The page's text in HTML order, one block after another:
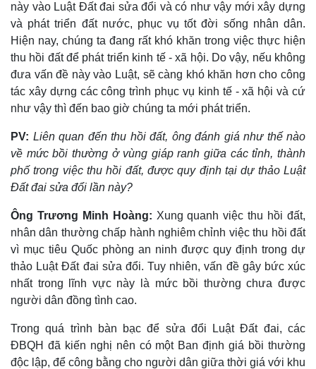
Thế giới
Quan sát
Cuộc sống đó đây
Multimedia
Video
Ảnh
Infographic
này vào Luật Đất đai sửa đổi và có như vậy mới xây dựng
và phát triển đất nước, phục vụ tốt đời sống nhân dân.
Hiện nay, chúng ta đang rất khó khăn trong việc thực hiện
thu hồi đất để phát triển kinh tế - xã hội. Do vậy, nếu không
đưa vấn đề này vào Luật, sẽ càng khó khăn hơn cho công
tác xây dựng các công trình phục vụ kinh tế - xã hội và cứ
như vậy thì đến bao giờ chúng ta mới phát triển.
PV: Liên quan đến thu hồi đất, ông đánh giá như thế nào
về mức bồi thường ở vùng giáp ranh giữa các tỉnh, thành
phố trong việc thu hồi đất, được quy định tại dự thảo Luật
Đất đai sửa đổi lần này?
Ông Trương Minh Hoàng: Xung quanh việc thu hồi đất,
nhân dân thường chấp hành nghiêm chỉnh việc thu hồi đất
vì mục tiêu Quốc phòng an ninh được quy định trong dự
thảo Luật Đất đai sửa đổi. Tuy nhiên, vấn đề gây bức xúc
nhất trong lĩnh vực này là mức bồi thường chưa được
người dân đồng tình cao.
Trong quá trình bàn bạc để sửa đổi Luật Đất đai, các
ĐBQH đã kiến nghị nên có một Ban định giá bồi thường
độc lập, để công bằng cho người dân giữa thời giá với khu